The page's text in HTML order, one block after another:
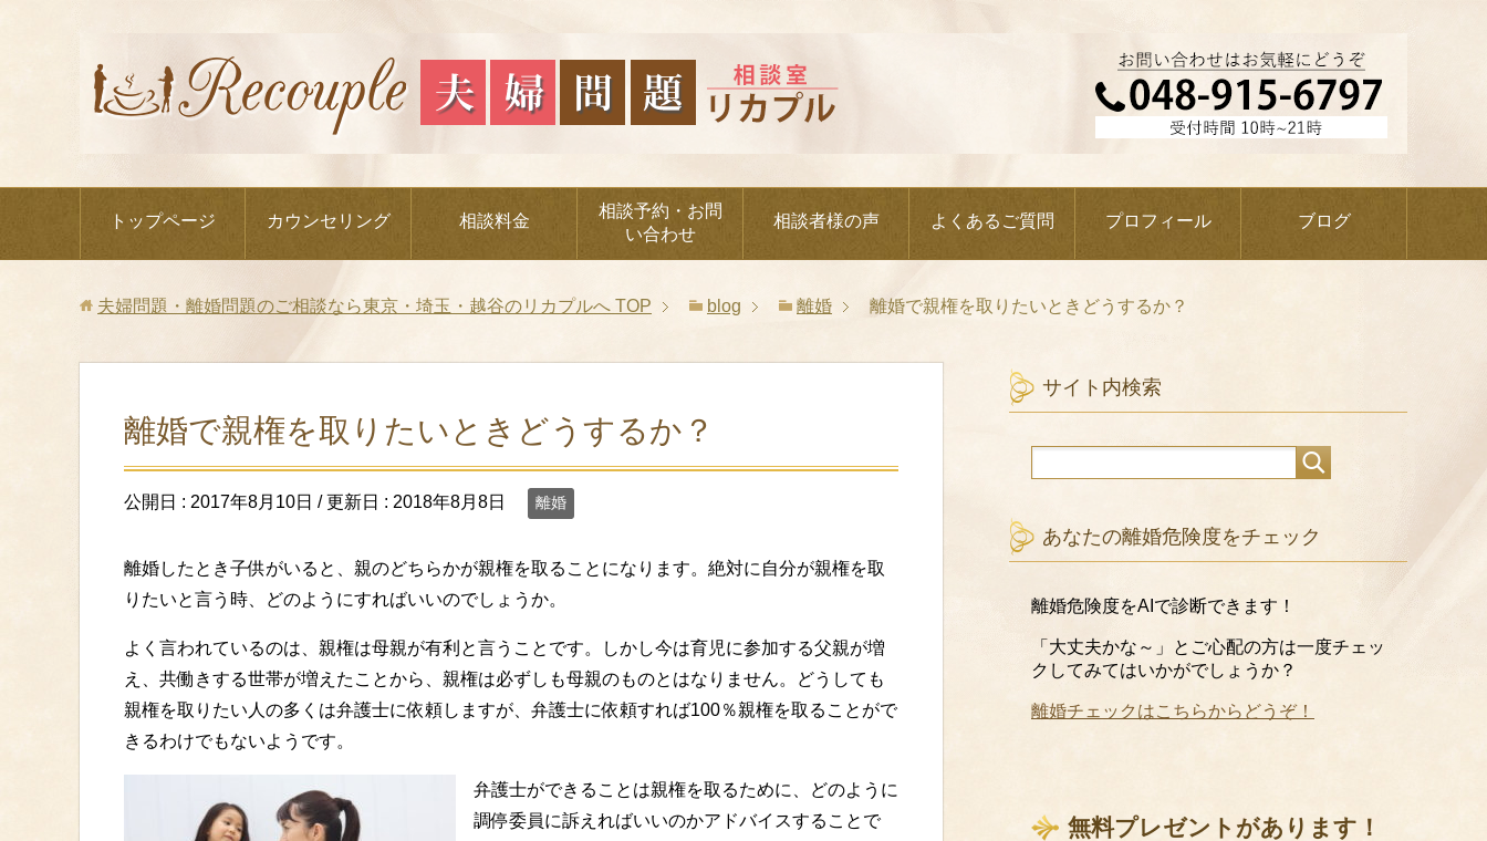
トップページ カウンセリング 相談料金
相談予約・お問
い合わせ
相談者様の声 よくあるご質問 プロフィール ブログ
夫婦問題・離婚問題のご相談なら東京・埼玉・越谷のリカプルへ TOP blog 離婚 離婚で親権を取りたいときどうするか？
離婚で親権を取りたいときどうするか？
公開日 : 2017年8月10日 / 更新日 : 2018年8月8日 離婚
離婚したとき子供がいると、親のどちらかが親権を取ることになります。絶対に自分が親権を取
りたいと言う時、どのようにすればいいのでしょうか。
よく言われているのは、親権は母親が有利と言うことです。しかし今は育児に参加する父親が増
え、共働きする世帯が増えたことから、親権は必ずしも母親のものとはなりません。どうしても
親権を取りたい人の多くは弁護士に依頼しますが、弁護士に依頼すれば100％親権を取ることがで
きるわけでもないようです。
弁護士ができることは親権を取るために、どのように
調停委員に訴えればいいのかアドバイスすることで
サイト内検索
あなたの離婚危険度をチェック
離婚危険度をAIで診断できます！
「大丈夫かな～」とご心配の方は一度チェッ
クしてみてはいかがでしょうか？
離婚チェックはこちらからどうぞ！
無料プレゼントがあります！